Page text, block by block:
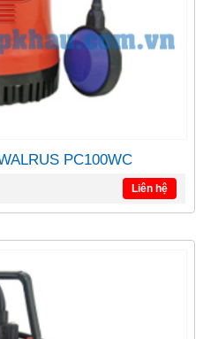
PC100WC
Liên hệ